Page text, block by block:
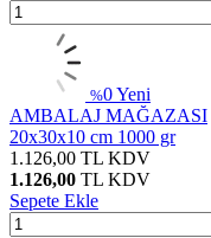
%0Yeni
AMBALAJ MAĞAZASI
20x30x10 cm 1000 gr
1.126,00 TL KDV
1.126,00 TL KDV
Sepete Ekle